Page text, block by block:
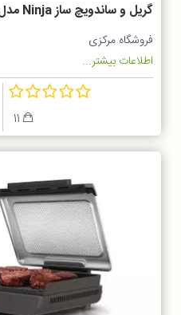
گریل و ساندویچ ساز Ninja مدل GX101
فروشگاه مرکزی
اطلاعات بیشتر...
11